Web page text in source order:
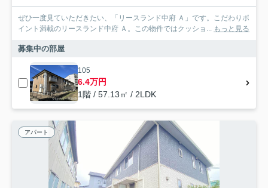
ぜひ一度見ていただきたい、「リースランド中府 Ａ」です。こだわりポ
イント満載のリースランド中府 Ａ。この物件ではクッショ... もっと見る
募集中の部屋
105
6.4万円
1階 / 57.13㎡ / 2LDK
アパート